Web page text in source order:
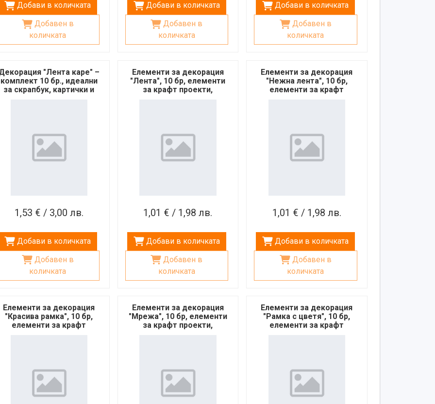
Добави в количката
Добавен в
количката
Добави в количката
Добавен в
количката
Добави в количката
Добавен в
количката
"Лента каре" –
комплект 10 бр., идеални
за скрапбук, картички и
1,53 € / 3,00 лв.
Добави в количката
Добавен в
количката
Елементи за декорация
"Лента", 10 бр, елементи
за крафт проекти,
1,01 € / 1,98 лв.
Добави в количката
количката
Елементи за декорация
"Нежна лента", 10 бр,
елементи за крафт
1,01 € / 1,98 лв.
Добави в количката
Добавен в
количката
Елементи за декорация
"Красива рамка", 10 бр,
елементи за крафт
Елементи за декорация
"Мрежа", 10 бр, елементи
за крафт проекти,
Елементи за декорация
"Рамка с цветя", 10 бр,
елементи за крафт